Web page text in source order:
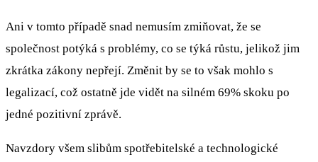
Ani v tomto případě snad nemusím zmiňovat, že se
společnost potýká s problémy, co se týká růstu, jelikož jim
zkrátka zákony nepřejí. Změnit by se to však mohlo s
legalizací, což ostatně jde vidět na silném 69% skoku po
jedné pozitivní zprávě.
Navzdory všem slibům spotřebitelské a technologické